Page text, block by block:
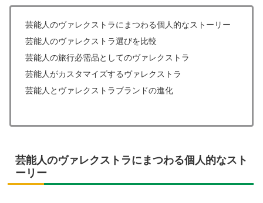
芸能人のヴァレクストラにまつわる個人的なストーリー
芸能人のヴァレクストラ選びを比較
芸能人の旅行必需品としてのヴァレクストラ
芸能人がカスタマイズするヴァレクストラ
芸能人とヴァレクストラブランドの進化
芸能人のヴァレクストラにまつわる個人的なスト
ーリー